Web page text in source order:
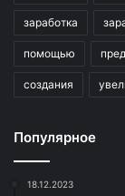
заработка
помощью
создания
Популярное
18.12.2023